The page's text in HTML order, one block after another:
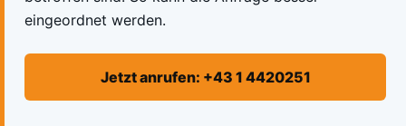
eingeordnet werden.
Jetzt anrufen: +43 1 4420251